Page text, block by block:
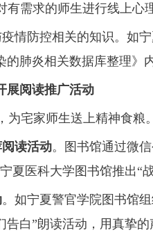
需求的师生进行线上心
情防控相关的知识。如
肺炎相关数据库整理》
展阅读推广活动
宅家师生送上精神食粮。
读活动。图书馆通过微
夏医科大学图书馆推出“
。如宁夏警官学院图书馆
白”朗读活动，用真挚